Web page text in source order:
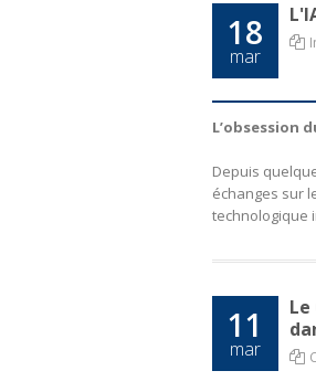
18
mar
L’obsession
Depuis
échanges sur
technologique
11
mar